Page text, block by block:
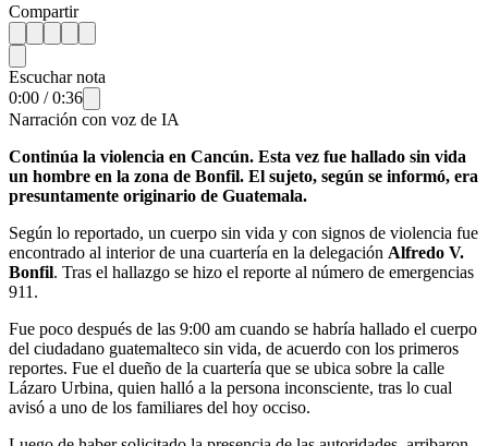
Compartir
Escuchar nota
0:00 /0:36
Narración con voz de IA
Continúa la violencia en Cancún. Esta vez fue hallado sin vida
un hombre en la zona de Bonfil. El sujeto, según se informó, era
presuntamente originario de Guatemala.
Según lo reportado, un cuerpo sin vida y con signos de violencia fue
encontrado al interior de una cuartería en la delegación Alfredo V.
Bonfil. Tras el hallazgo se hizo el reporte al número de emergencias
911.
Fue poco después de las 9:00 am cuando se habría hallado el cuerpo
del ciudadano guatemalteco sin vida, de acuerdo con los primeros
reportes. Fue el dueño de la cuartería que se ubica sobre la calle
Lázaro Urbina, quien halló a la persona inconsciente, tras lo cual
avisó a uno de los familiares del hoy occiso.